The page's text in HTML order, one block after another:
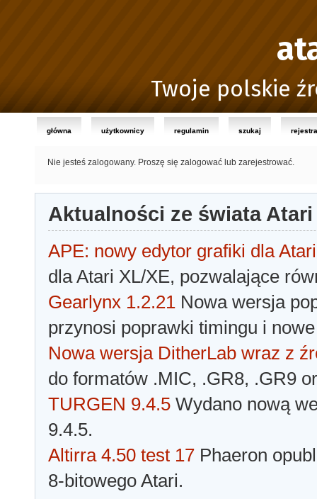
Twoje polskie
główna użytkownicy regulamin szukaj
Nie jesteś zalogowany. Proszę się zalogować lub zarejestrować.
Aktualności ze świata Atari
APE: nowy edytor grafiki dla Atari
dla Atari XL/XE, pozwalające
Gearlynx 1.2.21 Nowa wersja
przynosi poprawki timingu i
Nowa wersja DitherLab wraz z
do formatów .MIC, .GR8, .GR9
TURGEN 9.4.5 Wydano nową
9.4.5.
Altirra 4.50 test 17 Phaeron
8-bitowego Atari.